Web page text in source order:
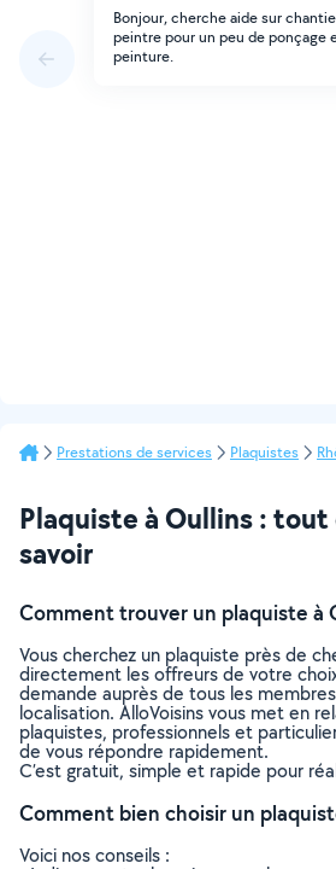
Bonjour, cherche aide sur
peintre pour un peu de ponçage
peinture.
Prestations de services Plaquistes
Plaquiste à Oullins : tout
savoir
Comment trouver un plaquiste à
Vous cherchez un plaquiste près de
directement les offreurs de votre
demande auprès de tous les
localisation. AlloVoisins vous met en
plaquistes, professionnels et
de vous répondre rapidement.
C’est gratuit, simple et rapide pour
Comment bien choisir un
Voici nos conseils :